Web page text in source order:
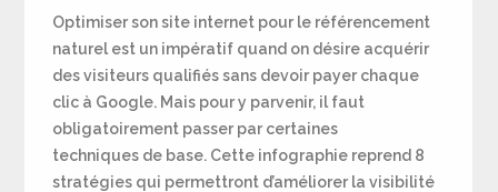
Optimiser son site internet pour le référencement
naturel est un impératif quand on désire acquérir
des visiteurs qualifiés sans devoir payer chaque
clic à Google. Mais pour y parvenir, il faut
obligatoirement passer par certaines
techniques de base. Cette infographie reprend 8
stratégies qui permettront d’améliorer la visibilité